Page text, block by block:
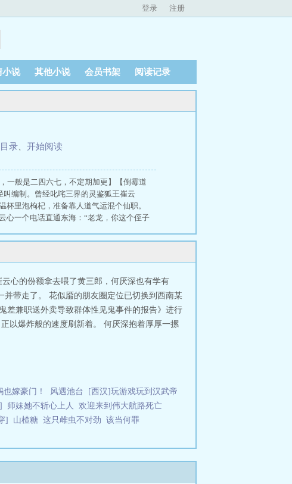
登录 注册
小说 其他小说 会员书架 阅读记录
录
开始阅读
一般是二四六七，不定期加更】【倒霉道
编制。曾经叱咤三界的灵鉴狐王崔云
里泡枸杞，准备靠人道气运混个仙职。
心一个电话直通东海：“老龙，你这个侄子
个，最后两脑袋已开始互啄争抢：“我先按
笑了笑：“换把新锁，或者，我找块补天
麾下的特别事务科，堪称藏龙卧虎、遍
能引来饿死鬼。全科上下都认定，这种晦
模样。更无人见过，道士在深夜现出森
了……”崔云心抬手，轻弹他的额头：“出
顺毛的大狗。“是，我没出息。” 阅读指
恐+中式克系】【阴暗绿茶心机攻x温吞失
，面容苍白，眉眼却浓丽得惊心，如同
。他心头一颤：“我……是不是见过你？”
声停开始做梦了。梦里有个面容模糊的
，他挣扎着问。“连夫君都忘了？”男人
“那我醒来便是。”“……别！”太无者，不
会突然转身，身后的影子会偶尔站起。
阴影）：“那我这样，会不会和你般配一
心的份额拿去喂了黄三郎，何厌深也有学有
带走了。 花似靥的朋友圈定位已切换到西南某
差兼职送外卖导致群体性见鬼事件的报告》进行
以爆炸般的速度刷新着。 何厌深抱着厚厚一摞
嫁豪门！ 风遇池台
[西汉]玩游戏玩到汉武帝
师妹她不斩心上人
欢迎来到伟大航路死亡
] 山楂糖 这只雌虫不对劲 该当何罪